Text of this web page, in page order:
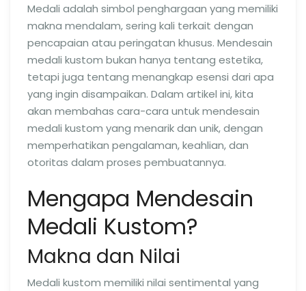
Medali adalah simbol penghargaan yang memiliki
makna mendalam, sering kali terkait dengan
pencapaian atau peringatan khusus. Mendesain
medali kustom bukan hanya tentang estetika,
tetapi juga tentang menangkap esensi dari apa
yang ingin disampaikan. Dalam artikel ini, kita
akan membahas cara-cara untuk mendesain
medali kustom yang menarik dan unik, dengan
memperhatikan pengalaman, keahlian, dan
otoritas dalam proses pembuatannya.
Mengapa Mendesain
Medali Kustom?
Makna dan Nilai
Medali kustom memiliki nilai sentimental yang